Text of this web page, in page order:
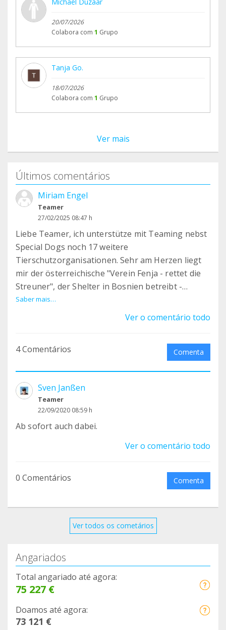
Michael Duzaar
20/07/2026
Colabora com 1 Grupo
Tanja Go.
18/07/2026
Colabora com 1 Grupo
Ver mais
Últimos comentários
Miriam Engel
Teamer
27/02/2025 08:47 h
Liebe Teamer, ich unterstütze mit Teaming nebst
Special Dogs noch 17 weitere
Tierschutzorganisationen. Sehr am Herzen liegt
mir der österreichische "Verein Fenja - rettet die
Streuner", der Shelter in Bosnien betreibt -
derzeit sind das gesamthaft mehrere hundert
Hunde und es werden täglich mehr, da es mehr
aktuell nur 144 Teamer bei mehreren Tausend
verlässliche Pflegestellen und Ehrenamtliche, die
bei den Social Media mitarbeiten. Vielleicht
Hunde mit 1 €/mtl. unterstützen. Vielen Lieben
Saber mais…
Ver o comentário todo
4 Comentários Comenta
Sven Janßen
Teamer
22/09/2020 08:59 h
Ab sofort auch dabei.
Ver o comentário todo
0 Comentários Comenta
Ver todos os cometários
Angariados
Total angariado até agora:
75 227 €
Doamos até agora:
73 121 €